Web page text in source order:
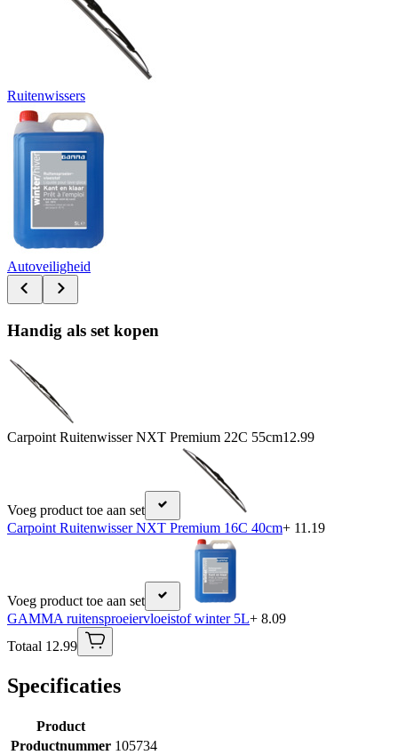
Ruitenwissers
Autoveiligheid
Handig als set kopen
Carpoint Ruitenwisser NXT Premium 22C 55cm12.99
Voeg product toe aan set
Carpoint Ruitenwisser NXT Premium 16C 40cm+ 11.19
Voeg product toe aan set
GAMMA ruitensproeiervloeistof winter 5L+ 8.09
Totaal 12.99
Specificaties
Product
Productnummer 105734